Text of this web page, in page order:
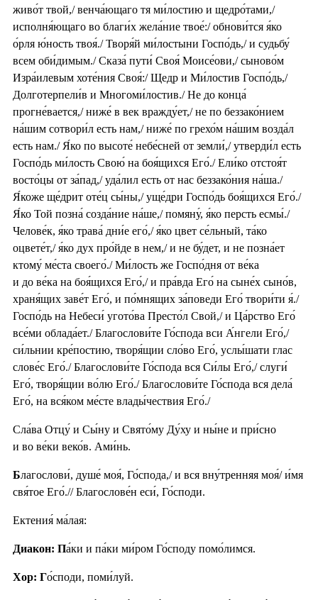
живо́т твой,/ венча́ющаго тя ми́лостию и щедро́тами,/
исполня́ющаго во благи́х жела́ние твое́:/ обнови́тся я́ко
о́рля ю́ность твоя́./ Творя́й ми́лостыни Госпо́дь,/ и судьбу́
всем оби́димым./ Сказа́ пути́ Своя́ Моисе́ови,/ сыново́м
Изра́илевым хоте́ния Своя́:/ Щедр и Ми́лостив Госпо́дь,/
Долготерпели́в и Многоми́лостив./ Не до конца́
прогне́вается,/ ниже́ в век вражду́ет,/ не по беззако́нием
на́шим сотвори́л есть нам,/ ниже́ по грехо́м на́шим возда́л
есть нам./ Я́ко по высоте́ небе́сней от земли́,/ утверди́л есть
Госпо́дь ми́лость Свою́ на боя́щихся Его́./ Ели́ко отстоя́т
восто́цы от за́пад,/ уда́лил есть от нас беззако́ния на́ша./
Я́коже ще́дрит оте́ц сы́ны,/ уще́дри Госпо́дь боя́щихся Его́./
Я́ко Той позна́ созда́ние на́ше,/ помяну́, я́ко персть есмы́./
Челове́к, я́ко трава́ дни́е его́,/ я́ко цвет се́льный, та́ко
оцвете́т,/ я́ко дух про́йде в нем,/ и не бу́дет, и не позна́ет
ктому́ ме́ста своего́./ Ми́лость же Госпо́дня от ве́ка
и до ве́ка на боя́щихся Его́,/ и пра́вда Его́ на сыне́х сыно́в,
храня́щих заве́т Его́, и по́мнящих за́поведи Его́ твори́ти я́./
Госпо́дь на Небеси́ угото́ва Престо́л Свой,/ и Ца́рство Его́
все́ми облада́ет./ Благослови́те Го́спода вси А́нгели Его́,/
си́льнии кре́постию, творя́щии сло́во Его́, услы́шати глас
слове́с Его́./ Благослови́те Го́спода вся Си́лы Его́,/ слуги́
Его́, творя́щии во́лю Его́./ Благослови́те Го́спода вся дела́
Его́, на вся́ком ме́сте влады́чествия Его́./
Сла́ва Отцу́ и Сы́ну и Свято́му Ду́ху и ны́не и при́сно
и во ве́ки веко́в. Ами́нь.
Благослови́, душе́ моя́, Го́спода,/ и вся вну́тренняя моя́/ и́мя
свя́тое Его́.// Благослове́н еси́, Го́споди.
Ектения́ ма́лая:
Диакон: Па́ки и па́ки ми́ром Го́споду помо́лимся.
Хор: Го́споди, поми́луй.